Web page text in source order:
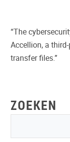
“The
Accellion, a
transfer files.”
ZOEKEN